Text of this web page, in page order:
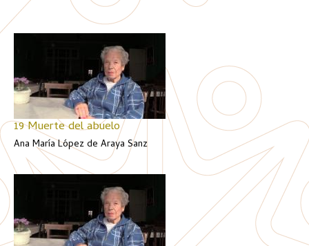
19 Muerte del abuelo
Ana María López de Araya Sanz